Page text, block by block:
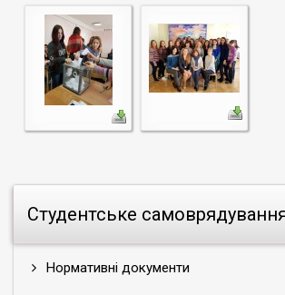
Студентське
Нормативні документи